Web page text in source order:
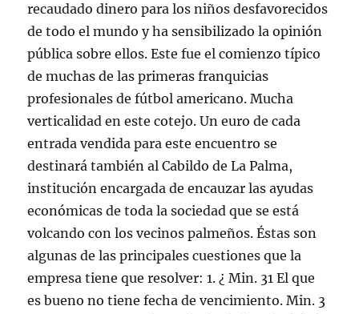
recaudado dinero para los niños desfavorecidos
de todo el mundo y ha sensibilizado la opinión
pública sobre ellos. Este fue el comienzo típico
de muchas de las primeras franquicias
profesionales de fútbol americano. Mucha
verticalidad en este cotejo. Un euro de cada
entrada vendida para este encuentro se
destinará también al Cabildo de La Palma,
institución encargada de encauzar las ayudas
económicas de toda la sociedad que se está
volcando con los vecinos palmeños. Éstas son
algunas de las principales cuestiones que la
empresa tiene que resolver: 1. ¿ Min. 31 El que
es bueno no tiene fecha de vencimiento. Min. 3